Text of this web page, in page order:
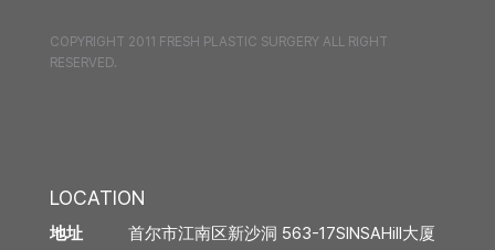
COPYRIGHT 2011 FRESH PLASTIC SURGERY ALL RIGHT
RESERVED.
LOCATION
地址
首尔市江南区新沙洞 563-17SINSAHill大厦